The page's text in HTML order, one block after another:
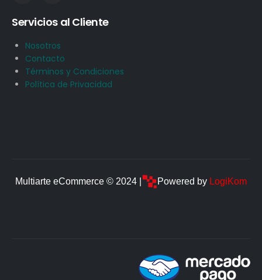
Servicios al Cliente
Nosotros
Contacto
Términos y Condiciones
Política de Privacidad
Multiarte eCommerce © 2024 | Powered by LogiKom